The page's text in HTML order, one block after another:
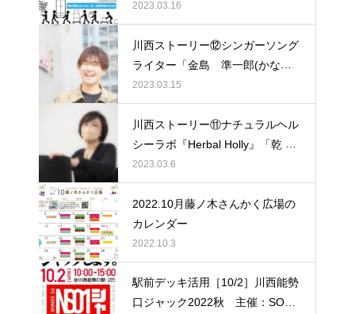
2023.03.16
川西ストーリー⑫シンガーソング
ライター「金島 準一郎(かなし
ま じゅんいちろう)さん」
2023.03.15
川西ストーリー⑪ナチュラルヘル
シーラボ『Herbal Holly』「乾 雅
美（いぬい まさみ）さん」
2023.03.6
2022.10月藤ノ木さんかく広場の
カレンダー
2022.10.3
駅前デッキ活用［10/2］川西能勢
口ジャック2022秋 主催：SONH